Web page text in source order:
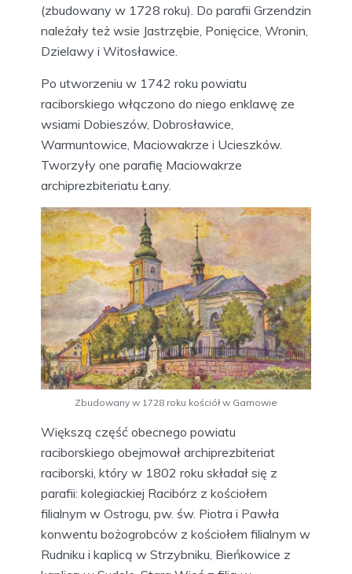
(zbudowany w 1728 roku). Do parafii Grzendzin
należały też wsie Jastrzębie, Ponięcice, Wronin,
Dzielawy i Witosławice.
Po utworzeniu w 1742 roku powiatu
raciborskiego włączono do niego enklawę ze
wsiami Dobieszów, Dobrosławice,
Warmuntowice, Maciowakrze i Ucieszków.
Tworzyły one parafię Maciowakrze
archiprezbiteriatu Łany.
Zbudowany w 1728 roku kościół w Gamowie
Większą część obecnego powiatu
raciborskiego obejmował archiprezbiteriat
raciborski, który w 1802 roku składał się z
parafii: kolegiackiej Racibórz z kościołem
filialnym w Ostrogu, pw. św. Piotra i Pawła
konwentu bożogrobców z kościołem filialnym w
Rudniku i kaplicą w Strzybniku, Bieńkowice z